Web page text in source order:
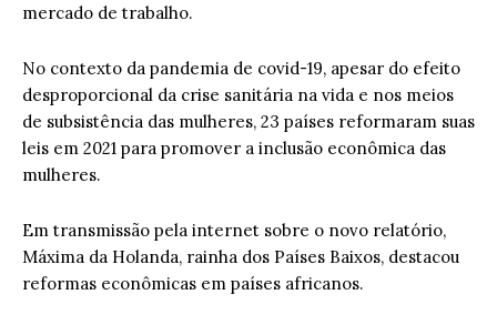
mercado de trabalho.
No contexto da pandemia de covid-19, apesar do efeito
desproporcional da crise sanitária na vida e nos meios
de subsistência das mulheres, 23 países reformaram suas
leis em 2021 para promover a inclusão econômica das
mulheres.
Em transmissão pela internet sobre o novo relatório,
Máxima da Holanda, rainha dos Países Baixos, destacou
reformas econômicas em países africanos.